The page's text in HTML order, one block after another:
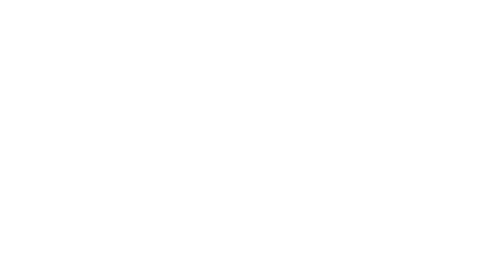
барабанные
вальцовые
для фронтальных погрузчиков